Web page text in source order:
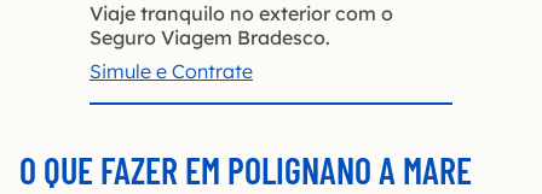
Viaje tranquilo no exterior com o
Seguro Viagem Bradesco.
Simule e Contrate
O QUE FAZER EM POLIGNANO A MARE